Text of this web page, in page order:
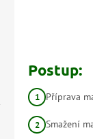
Postup:
Příprava
Smažení